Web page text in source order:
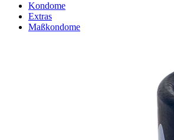
Kondome
Extras
Maßkondome